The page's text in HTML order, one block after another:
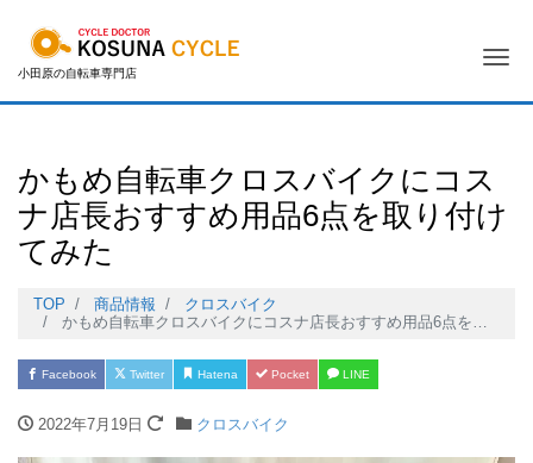
小田原の自転車専門店
かもめ自転車クロスバイクにコス
ナ店長おすすめ用品6点を取り付け
てみた
TOP 商品情報
クロスバイク
かもめ自転車クロスバイクにコスナ店長おすすめ用品6点を取り付けてみた
Facebook Twitter Hatena Pocket LINE
2022年7月19日 クロスバイク